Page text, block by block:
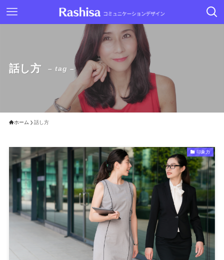
話し方 – tag –
ホーム 話し方
印象力